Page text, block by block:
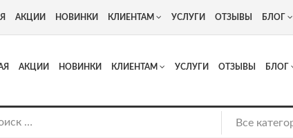
Адрес: г. Москва, Люберцы, Котельнический проезд 13
АКЦИИ НОВИНКИ КЛИЕНТАМ УСЛУГИ ОТЗЫВЫ БЛОГ
АКЦИИ НОВИНКИ КЛИЕНТАМ УСЛУГИ ОТЗЫВЫ БЛОГ